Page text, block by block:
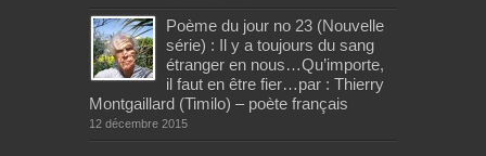
Poème du jour no 23 (Nouvelle
série) : Il y a toujours du sang
étranger en nous…Qu’importe,
il faut en être fier…par : Thierry
Montgaillard (Timilo) – poète français
12 décembre 2015